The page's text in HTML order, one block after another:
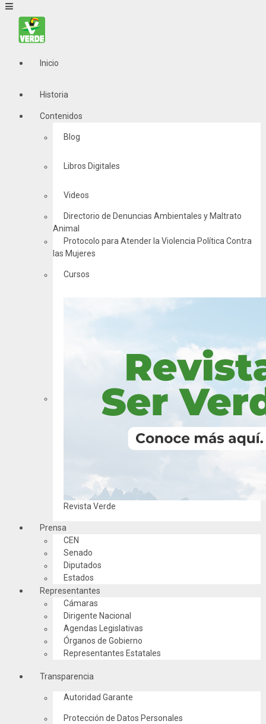
Inicio
Historia
Contenidos
Blog
Libros Digitales
Videos
Directorio de Denuncias Ambientales y Maltrato
Animal
Protocolo para Atender la Violencia Política Contra
las Mujeres
Cursos
Revista Verde
Prensa
CEN
Senado
Diputados
Estados
Representantes
Cámaras
Dirigente Nacional
Agendas Legislativas
Órganos de Gobierno
Representantes Estatales
Transparencia
Autoridad Garante
Protección de Datos Personales